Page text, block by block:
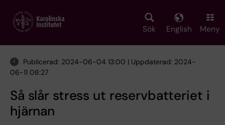
main
Sök English Meny
Publicerad: 2024-06-04 13:00 | Uppdaterad: 2024-
06-11 08:27
Så slår stress ut reservbatteriet i
hjärnan